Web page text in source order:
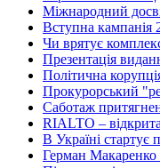
Міжнародний
Вступна кампанія
Чи врятує
Презентація
Політична
Прокурорський
Саботаж
RIALTO –
В Україні стартує
Герман